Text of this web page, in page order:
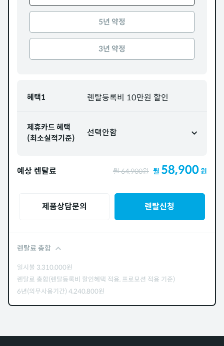
5년 약정
3년 약정
혜택1 렌탈등록비 10만원 할인
제휴카드 혜택
(최소실적기준)
선택안함
예상 렌탈료 월64,900원 월 58,900원
제품상담문의 렌탈신청
렌탈료 총합
일시불 3,310,000원
렌탈료 총합(렌탈등록비 할인혜택 적용, 프로모션 적용 기준)
6년(의무사용기간) 4,240,800원